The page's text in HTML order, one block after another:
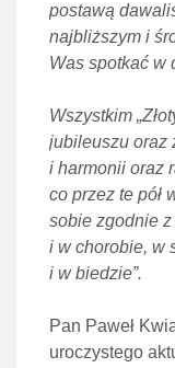
postawą
najbliższym i
Was spotkać w
Wszystkim
jubileuszu oraz
i harmonii oraz
co przez te pół
sobie zgodnie
i w chorobie, w
i w biedzie”.
Pan Paweł
uroczystego